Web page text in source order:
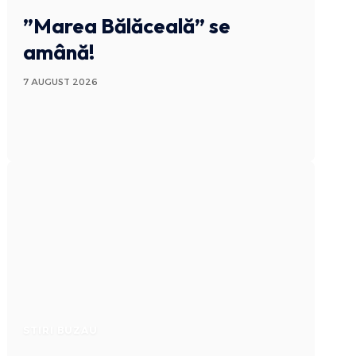
”Marea Bălăceală” se
amână!
7 AUGUST 2026